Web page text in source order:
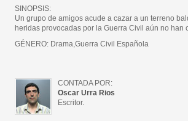
SINOPSIS:
Un grupo de amigos acude a cazar a un terreno
heridas provocadas por la Guerra Civil aún no han
GÉNERO: Drama,Guerra Civil Española
CONTADA POR:
Oscar Urra Rios
Escritor.